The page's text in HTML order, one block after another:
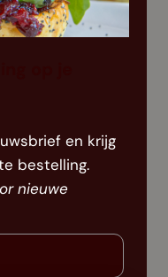
en krijg
bestelling.
nieuwe